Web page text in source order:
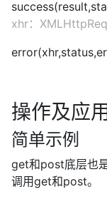
xhr：
操作及应用
简单示例
get和post底层也
调用get和post。